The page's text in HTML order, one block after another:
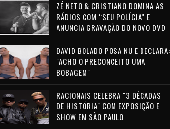
ZÉ NETO & CRISTIANO DOMINA AS
RÁDIOS COM “SEU POLÍCIA” E
ANUNCIA GRAVAÇÃO DO NOVO DVD
DAVID BOLADO POSA NU E DECLARA:
"ACHO O PRECONCEITO UMA
BOBAGEM"
RACIONAIS CELEBRA "3 DÉCADAS
DE HISTÓRIA" COM EXPOSIÇÃO E
SHOW EM SÃO PAULO